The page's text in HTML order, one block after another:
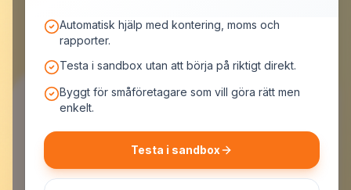
Automatisk hjälp med kontering, moms och
rapporter.
Testa i sandbox utan att börja på riktigt direkt.
Byggt för småföretagare som vill göra rätt men
enkelt.
Testa i sandbox
MrPotato AB
Malmskillnadsgatan 44, 111 57 Stockholm